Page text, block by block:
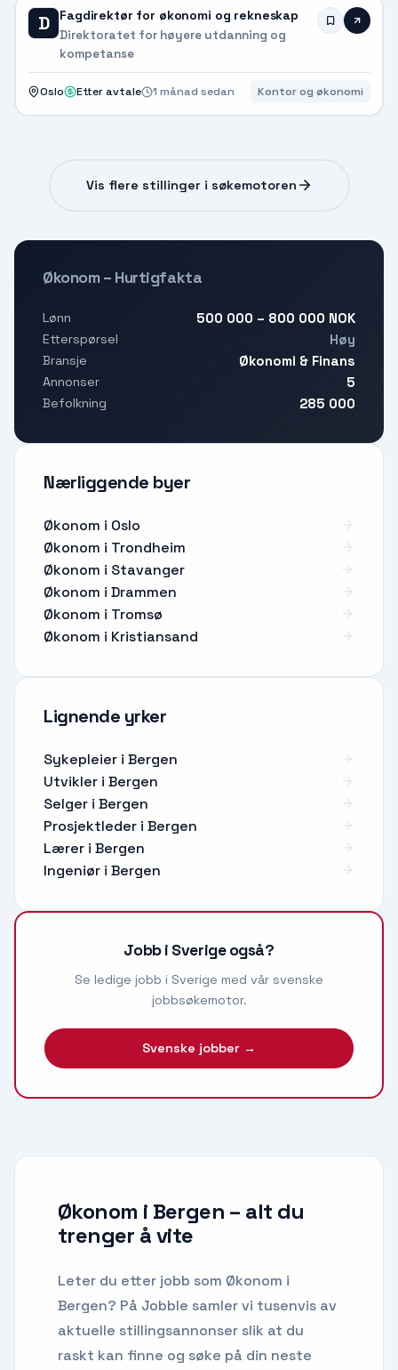
D Fagdirektør for økonomi og rekneskap
Direktoratet for høyere utdanning og
kompetanse
Oslo Etter avtale 1 månad sedan Kontor og økonomi
Vis flere stillinger i søkemotoren
Økonom – Hurtigfakta
Lønn 500 000 – 800 000 NOK
Etterspørsel Høy
Bransje Økonomi & Finans
Annonser 5
Befolkning 285 000
Nærliggende byer
Økonom i Oslo
Økonom i Trondheim
Økonom i Stavanger
Økonom i Drammen
Økonom i Tromsø
Økonom i Kristiansand
Lignende yrker
Sykepleier i Bergen
Utvikler i Bergen
Selger i Bergen
Prosjektleder i Bergen
Lærer i Bergen
Ingeniør i Bergen
Jobb i Sverige også?
Se ledige jobb i Sverige med vår svenske
jobbsøkemotor.
Svenske jobber →
Økonom i Bergen – alt du
trenger å vite
Leter du etter jobb som Økonom i
Bergen? På Jobble samler vi tusenvis av
aktuelle stillingsannonser slik at du
raskt kan finne og søke på din neste